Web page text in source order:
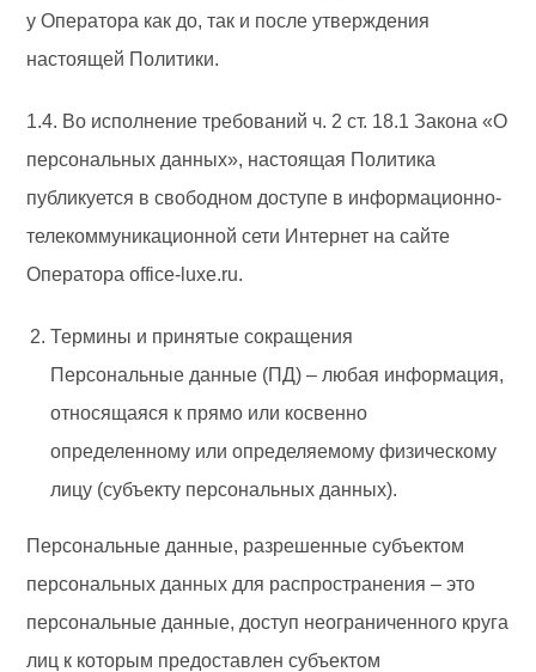
у Оператора как до, так и после утверждения
настоящей Политики.
1.4. Во исполнение требований ч. 2 ст. 18.1 Закона «О
персональных данных», настоящая Политика
публикуется в свободном доступе в информационно-
телекоммуникационной сети Интернет на сайте
Оператора office-luxe.ru.
Термины и принятые сокращения
Персональные данные (ПД) – любая информация,
относящаяся к прямо или косвенно
определенному или определяемому физическому
лицу (субъекту персональных данных).
Персональные данные, разрешенные субъектом
персональных данных для распространения – это
персональные данные, доступ неограниченного круга
лиц к которым предоставлен субъектом